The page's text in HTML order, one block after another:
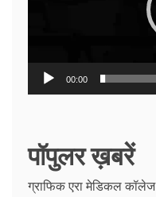
00:00
पॉपुलर ख़बरें
ग्राफिक एरा मेडिकल कॉलेज